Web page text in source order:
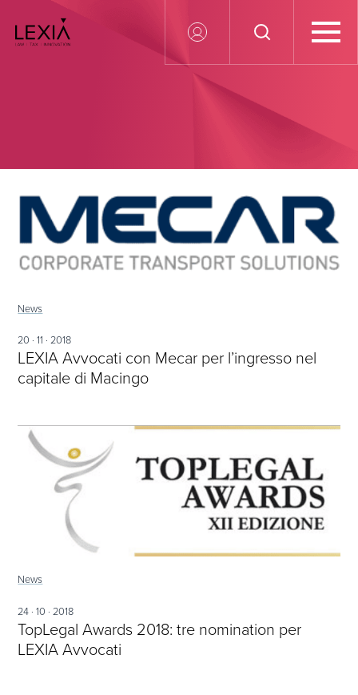
News
20 · 11 · 2018
LEXIA Avvocati con Mecar per l’ingresso nel
capitale di Macingo
News
24 · 10 · 2018
TopLegal Awards 2018: tre nomination per
LEXIA Avvocati